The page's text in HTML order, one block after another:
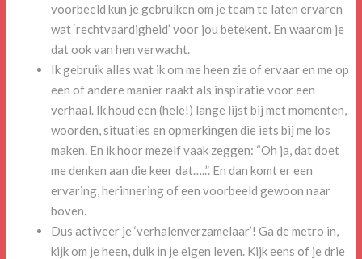
voorbeeld kun je gebruiken om je team te laten ervaren
wat ‘rechtvaardigheid’ voor jou betekent. En waarom je
dat ook van hen verwacht.
Ik gebruik alles wat ik om me heen zie of ervaar en me op
een of andere manier raakt als inspiratie voor een
verhaal. Ik houd een (hele!) lange lijst bij met momenten,
woorden, situaties en opmerkingen die iets bij me los
maken. En ik hoor mezelf vaak zeggen: “Oh ja, dat doet
me denken aan die keer dat…..”. En dan komt er een
ervaring, herinnering of een voorbeeld gewoon naar
boven.
Dus activeer je ‘verhalenverzamelaar’! Ga de metro in,
kijk om je heen, duik in je eigen leven. Kijk eens of je drie